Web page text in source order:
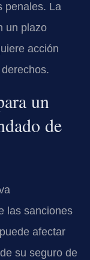
penales. La
un plazo
acción
un
de
las sanciones
afectar
su seguro de